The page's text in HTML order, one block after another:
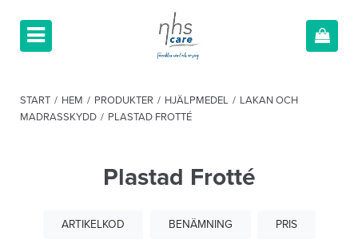
START / HEM / PRODUKTER / HJÄLPMEDEL / LAKAN OCH
MADRASSKYDD / PLASTAD FROTTÉ
Plastad Frotté
ARTIKELKOD BENÄMNING PRIS